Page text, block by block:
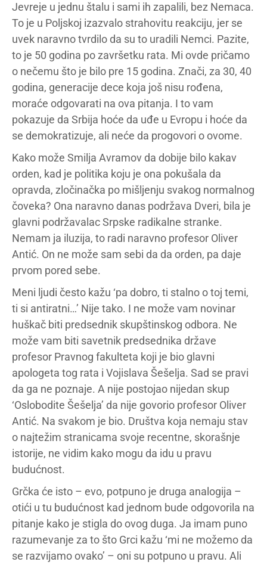
Jevreje u jednu štalu i sami ih zapalili, bez Nemaca.
To je u Poljskoj izazvalo strahovitu reakciju, jer se
uvek naravno tvrdilo da su to uradili Nemci. Pazite,
to je 50 godina po završetku rata. Mi ovde pričamo
o nečemu što je bilo pre 15 godina. Znači, za 30, 40
godina, generacije dece koja još nisu rođena,
moraće odgovarati na ova pitanja. I to vam
pokazuje da Srbija hoće da uđe u Evropu i hoće da
se demokratizuje, ali neće da progovori o ovome.
Kako može Smilja Avramov da dobije bilo kakav
orden, kad je politika koju je ona pokušala da
opravda, zločinačka po mišljenju svakog normalnog
čoveka? Ona naravno danas podržava Dveri, bila je
glavni podržavalac Srpske radikalne stranke.
Nemam ja iluzija, to radi naravno profesor Oliver
Antić. On ne može sam sebi da da orden, pa daje
prvom pored sebe.
Meni ljudi često kažu ‘pa dobro, ti stalno o toj temi,
ti si antiratni…’ Nije tako. I ne može vam novinar
huškač biti predsednik skupštinskog odbora. Ne
može vam biti savetnik predsednika države
profesor Pravnog fakulteta koji je bio glavni
apologeta tog rata i Vojislava Šešelja. Sad se pravi
da ga ne poznaje. A nije postojao nijedan skup
‘Oslobodite Šešelja’ da nije govorio profesor Oliver
Antić. Na svakom je bio. Društva koja nemaju stav
o najtežim stranicama svoje recentne, skorašnje
istorije, ne vidim kako mogu da idu u pravu
budućnost.
Grčka će isto – evo, potpuno je druga analogija –
otići u tu budućnost kad jednom bude odgovorila na
pitanje kako je stigla do ovog duga. Ja imam puno
razumevanje za to što Grci kažu ‘mi ne možemo da
se razvijamo ovako’ – oni su potpuno u pravu. Ali